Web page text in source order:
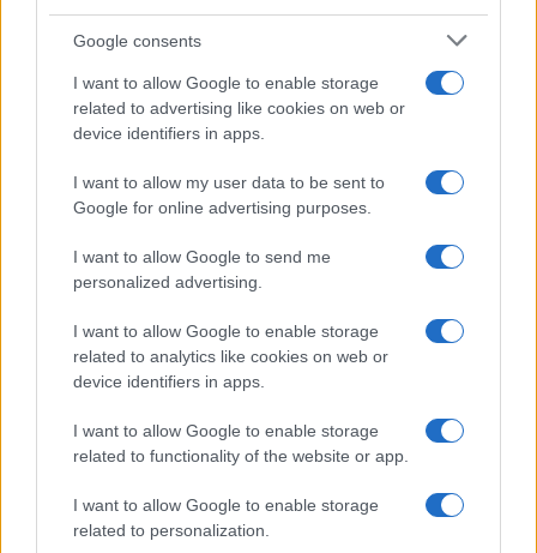
Google consents
I want to allow Google to enable storage
related to advertising like cookies on web or
device identifiers in apps.
I want to allow my user data to be sent to
Google for online advertising purposes.
I want to allow Google to send me
personalized advertising.
I want to allow Google to enable storage
related to analytics like cookies on web or
device identifiers in apps.
I want to allow Google to enable storage
related to functionality of the website or app.
I want to allow Google to enable storage
related to personalization.
E-mail cím
Feliratkozom a hírlevélre és elfogadom az
FELIRATKOZÁS
Brandnyúl mini disco
Ilyen még nem volt: most a gyerkőcök bulizhatnak a Káptalan
Kertben!
Helyi hírek